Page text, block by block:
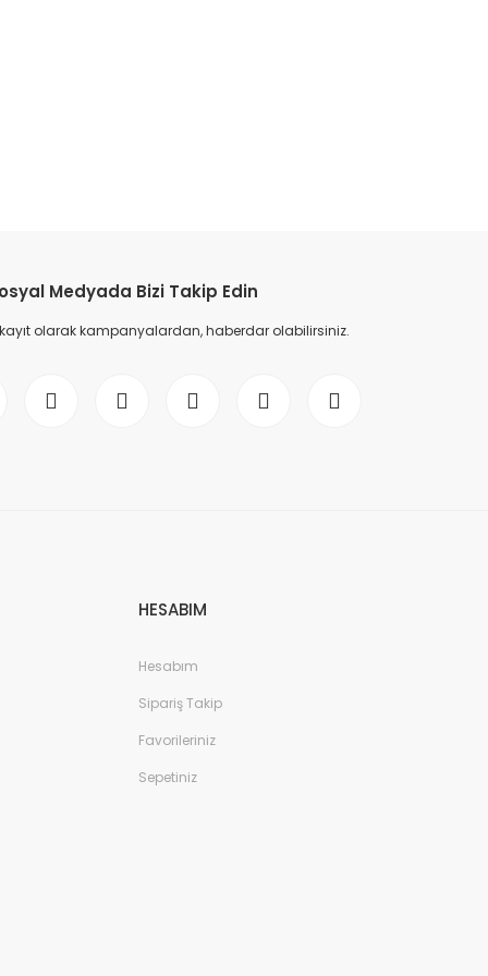
Medyada Bizi Takip Edin
olarak kampanyalardan, haberdar olabilirsiniz.
HESABIM
Hesabım
Sipariş Takip
Favorileriniz
Sepetiniz